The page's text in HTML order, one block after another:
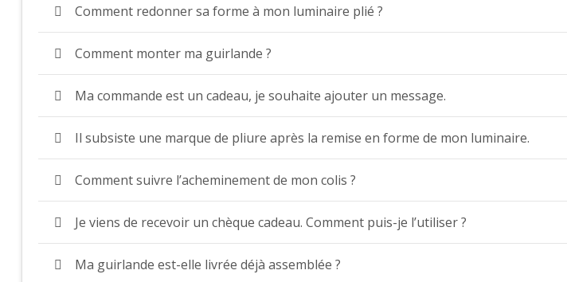
Comment redonner sa forme à mon luminaire plié ?
Comment monter ma guirlande ?
Ma commande est un cadeau, je souhaite ajouter un message.
Il subsiste une marque de pliure après la remise en forme de mon luminaire.
Comment suivre l’acheminement de mon colis ?
Je viens de recevoir un chèque cadeau. Comment puis-je l’utiliser ?
Ma guirlande est-elle livrée déjà assemblée ?